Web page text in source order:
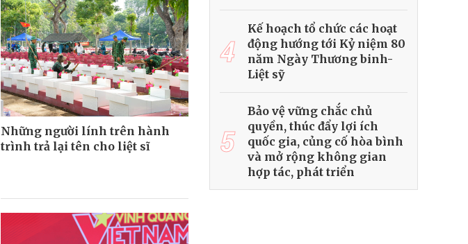
Những người lính trên hành
trình trả lại tên cho liệt sĩ
4
Kế hoạch tổ chức các hoạt
động hướng tới Kỷ niệm 80
năm Ngày Thương binh-
Liệt sỹ
5
Bảo vệ vững chắc chủ
quyền, thúc đẩy lợi ích
quốc gia, củng cố hòa bình
và mở rộng không gian
hợp tác, phát triển